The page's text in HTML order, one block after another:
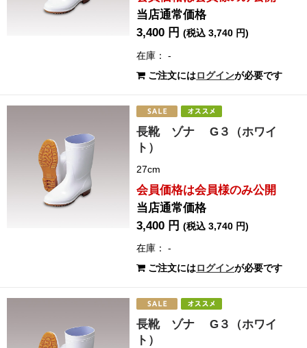
当店通常価格
3,400 円(税込 3,740 円)
在庫： -
ご注文にはログインが必要です
長靴 ゾナ G３（ホワイ
ト）
27cm
会員価格は会員様のみ公開
当店通常価格
3,400 円(税込 3,740 円)
在庫： -
ご注文にはログインが必要です
長靴 ゾナ G３（ホワイ
ト）